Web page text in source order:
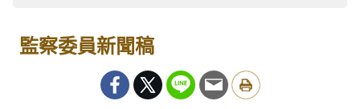
監察委員新聞稿